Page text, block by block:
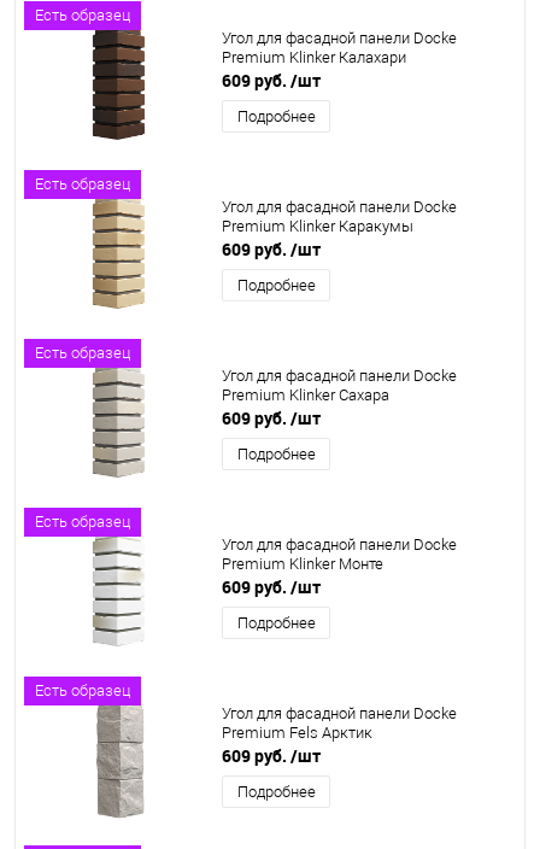
Есть образец
Угол для фасадной панели Docke
Premium Klinker Калахари
609 руб. /шт
Подробнее
Есть образец
Угол для фасадной панели Docke
Premium Klinker Каракумы
609 руб. /шт
Подробнее
Есть образец
Угол для фасадной панели Docke
Premium Klinker Сахара
609 руб. /шт
Подробнее
Есть образец
Угол для фасадной панели Docke
Premium Klinker Монте
609 руб. /шт
Подробнее
Есть образец
Угол для фасадной панели Docke
Premium Fels Арктик
609 руб. /шт
Подробнее